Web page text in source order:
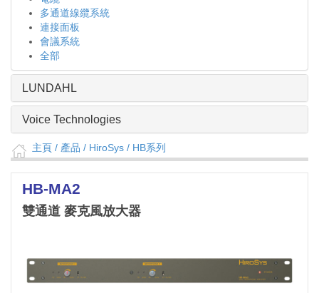
多通道線纜系統
連接面板
會議系統
全部
LUNDAHL
Voice Technologies
主頁 / 產品 / HiroSys / HB系列
HB-MA2
雙通道 麥克風放大器